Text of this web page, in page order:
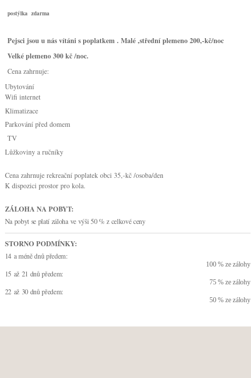
postýlka zdarma
Pejsci jsou u nás vítáni s poplatkem . Malé ,střední plemeno 200,-kč/noc
Velké plemeno 300 kč /noc.
Cena zahrnuje:
Ubytování
Wifi internet
Klimatizace
Parkování před domem
TV
Lůžkoviny a ručníky
Cena zahrnuje rekreační poplatek obci 35,-kč /osoba/den
K dispozici prostor pro kola.
ZÁLOHA NA POBYT:
Na pobyt se platí záloha ve výši 50 % z celkové ceny
STORNO PODMÍNKY:
14 a méně dnů předem:
15 až 21 dnů předem:
22 až 30 dnů předem:
100 % ze zálohy
75 % ze zálohy
50 % ze zálohy